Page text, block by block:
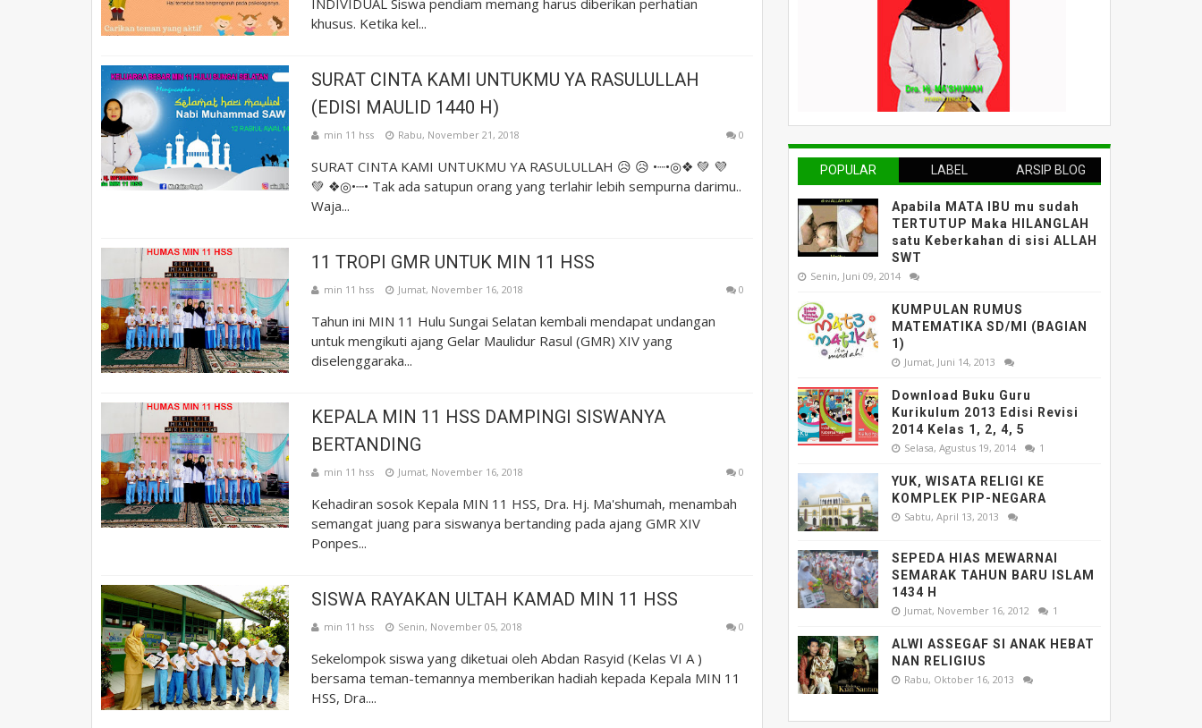
INDIVIDUAL Siswa pendiam memang harus diberikan perhatian
khusus. Ketika kel...
SURAT CINTA KAMI UNTUKMU YA RASULULLAH
(EDISI MAULID 1440 H)
min 11 hss Rabu, November 21, 2018 0
SURAT CINTA KAMI UNTUKMU YA RASULULLAH 😥 😥 •┈•◎❖ 💚 💜
💚 ❖◎•┈• Tak ada satupun orang yang terlahir lebih sempurna darimu..
Waja...
11 TROPI GMR UNTUK MIN 11 HSS
min 11 hss Jumat, November 16, 2018 0
Tahun ini MIN 11 Hulu Sungai Selatan kembali mendapat undangan
untuk mengikuti ajang Gelar Maulidur Rasul (GMR) XIV yang
diselenggaraka...
KEPALA MIN 11 HSS DAMPINGI SISWANYA
BERTANDING
min 11 hss Jumat, November 16, 2018 0
Kehadiran sosok Kepala MIN 11 HSS, Dra. Hj. Ma'shumah, menambah
semangat juang para siswanya bertanding pada ajang GMR XIV
Ponpes...
SISWA RAYAKAN ULTAH KAMAD MIN 11 HSS
min 11 hss Senin, November 05, 2018 0
Sekelompok siswa yang diketuai oleh Abdan Rasyid (Kelas VI A )
bersama teman-temannya memberikan hadiah kepada Kepala MIN 11
HSS, Dra....
POPULAR LABEL ARSIP BLOG
Apabila MATA IBU mu sudah
TERTUTUP Maka HILANGLAH
satu Keberkahan di sisi ALLAH
SWT
Senin, Juni 09, 2014
KUMPULAN RUMUS
MATEMATIKA SD/MI (BAGIAN
1)
Jumat, Juni 14, 2013
Download Buku Guru
Kurikulum 2013 Edisi Revisi
2014 Kelas 1, 2, 4, 5
Selasa, Agustus 19, 2014 1
YUK, WISATA RELIGI KE
KOMPLEK PIP-NEGARA
Sabtu, April 13, 2013
SEPEDA HIAS MEWARNAI
SEMARAK TAHUN BARU ISLAM
1434 H
Jumat, November 16, 2012 1
ALWI ASSEGAF SI ANAK HEBAT
NAN RELIGIUS
Rabu, Oktober 16, 2013